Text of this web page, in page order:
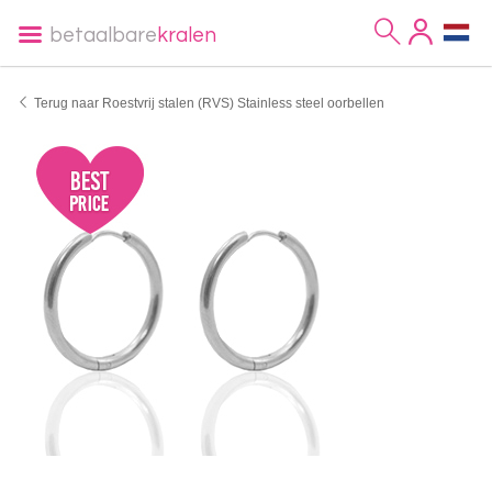
betaalbare kralen
Terug naar Roestvrij stalen (RVS) Stainless steel oorbellen